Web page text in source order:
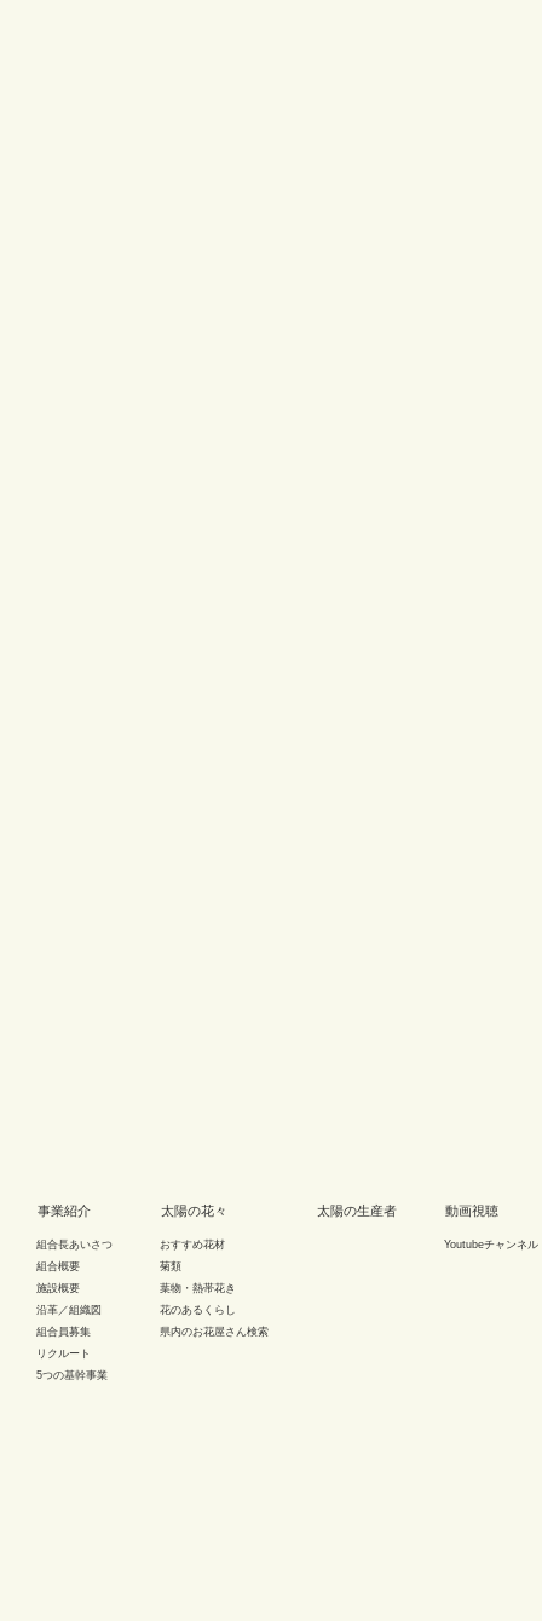
事業紹介
組合長あいさつ
組合概要
施設概要
沿革／組織図
組合員募集
リクルート
5つの基幹事業
太陽の花々
おすすめ花材
菊類
葉物・熱帯花き
花のあるくらし
県内のお花屋さん検索
太陽の生産者 動画視聴
Youtubeチャンネル